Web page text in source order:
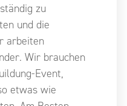
zu
und die
arbeiten
Wir brauchen
Event,
etwas wie